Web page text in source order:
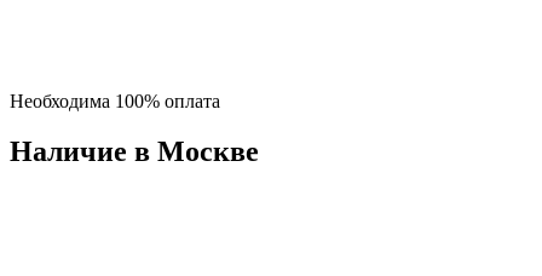
Необходима 100% оплата
Наличие в Москвe